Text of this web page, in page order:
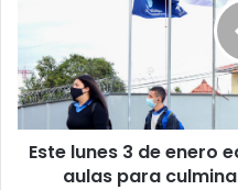
educadores
volverán
a
las
aulas
Este lunes 3 de enero
aulas para